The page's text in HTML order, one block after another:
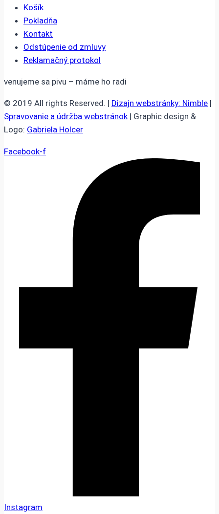
Košík
Pokladňa
Kontakt
Odstúpenie od zmluvy
Reklamačný protokol
venujeme sa pivu – máme ho radi
© 2019 All rights Reserved. | Dizajn webstránky: Nimble |
Spravovanie a údržba webstránok| Graphic design &
Logo: Gabriela Holcer
Facebook-f
Instagram